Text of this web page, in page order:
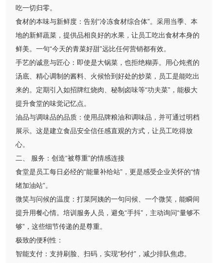
吃一切归零。
食材的本味与新鲜度：告别“冷冻食材综合体”。采用当季、本
地的新鲜蔬菜，提供品相良好的水果，让员工吃出食材本身的
鲜美。一句“今天的青菜好甜”远比任何营销都有效。
手艺的诚意与匠心：即使是大锅菜，也拒绝糊弄。用心炖煮的
汤底、精心调制的酱料、火候恰到好处的炒菜，员工是能吃出
来的。定期引入如招牌红烧肉、秘制卤味等“功夫菜”，能极大
提升食堂的味觉记忆点。
油品与调味品的品质：使用品牌粮油和调味品，并可通过明档
展示。这是建立食品安全信任感直观的方式，让员工吃得放
心。
二、 服务：创造“被尊重”的情感连接
食堂是员工每日必经的“能量补给站”，更是感受企业关怀的“情
绪加油站”。
微笑与问候的温度：打菜阿姨的一句问候、一个微笑，能瞬间
提升用餐心情。培训服务人员，避免“手抖”，主动询问“量够不
够”，这些细节传递的是尊重。
极致的便利性：
智能支付：支持刷脸、扫码，实现“秒付”，减少排队焦虑。